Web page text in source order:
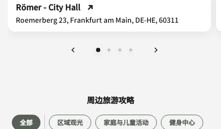
Römer - City Hall
Roemerberg 23, Frankfurt am Main, DE-HE, 60311
周边旅游攻略
全部 区域观光 家庭与儿童活动 健身中心